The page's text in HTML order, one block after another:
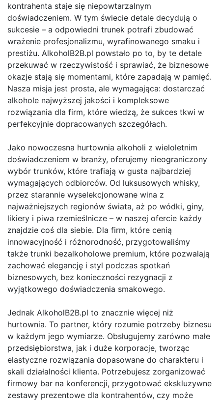
kontrahenta staje się niepowtarzalnym
doświadczeniem. W tym świecie detale decydują o
sukcesie – a odpowiedni trunek potrafi zbudować
wrażenie profesjonalizmu, wyrafinowanego smaku i
prestiżu. AlkoholB2B.pl powstało po to, by te detale
przekuwać w rzeczywistość i sprawiać, że biznesowe
okazje stają się momentami, które zapadają w pamięć.
Nasza misja jest prosta, ale wymagająca: dostarczać
alkohole najwyższej jakości i kompleksowe
rozwiązania dla firm, które wiedzą, że sukces tkwi w
perfekcyjnie dopracowanych szczegółach.
Jako nowoczesna hurtownia alkoholi z wieloletnim
doświadczeniem w branży, oferujemy nieograniczony
wybór trunków, które trafiają w gusta najbardziej
wymagających odbiorców. Od luksusowych whisky,
przez starannie wyselekcjonowane wina z
najważniejszych regionów świata, aż po wódki, giny,
likiery i piwa rzemieślnicze – w naszej ofercie każdy
znajdzie coś dla siebie. Dla firm, które cenią
innowacyjność i różnorodność, przygotowaliśmy
także trunki bezalkoholowe premium, które pozwalają
zachować elegancję i styl podczas spotkań
biznesowych, bez konieczności rezygnacji z
wyjątkowego doświadczenia smakowego.
Jednak AlkoholB2B.pl to znacznie więcej niż
hurtownia. To partner, który rozumie potrzeby biznesu
w każdym jego wymiarze. Obsługujemy zarówno małe
przedsiębiorstwa, jak i duże korporacje, tworząc
elastyczne rozwiązania dopasowane do charakteru i
skali działalności klienta. Potrzebujesz zorganizować
firmowy bar na konferencji, przygotować ekskluzywne
zestawy prezentowe dla kontrahentów, czy może